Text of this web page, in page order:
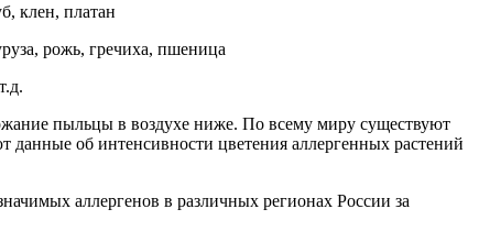
клен, платан
рожь, гречиха, пшеница
пыльцы в воздухе ниже. По всему миру существуют
об интенсивности цветения аллергенных растений
аллергенов в различных регионах России за